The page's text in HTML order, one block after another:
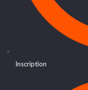
Inscription